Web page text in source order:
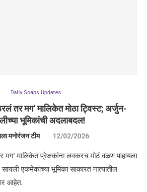
Daily Soaps Updates
तर मग’ मालिकेत मोठा ट्विस्ट; अर्जुन-
भूमिकांची अदलाबदल!
मनोरंजन टीम 12/02/2026
मग’ मालिकेत प्रेक्षकांना लवकरच मोठं वळण पाहायला
एकमेकांच्या भूमिका साकारत नात्यातील
आहेत.